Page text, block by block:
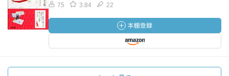
75 3.84 22